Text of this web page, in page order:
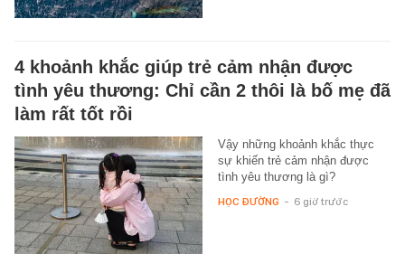
4 khoảnh khắc giúp trẻ cảm nhận được
tình yêu thương: Chỉ cần 2 thôi là bố mẹ đã
làm rất tốt rồi
Vậy những khoảnh khắc thực
sự khiến trẻ cảm nhận được
tình yêu thương là gì?
HỌC ĐƯỜNG - 6 giờ trước